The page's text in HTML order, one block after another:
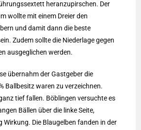
heranzupirschen. Der
wollte mit einem Dreier den
und damit dann die beste
Zudem sollte die Niederlage gegen
ausgeglichen werden.
übernahm der Gastgeber die
Ballbesitz waren zu verzeichnen.
tief fallen. Böblingen versuchte es
Bällen über die linke Seite,
Die Blaugelben fanden in der